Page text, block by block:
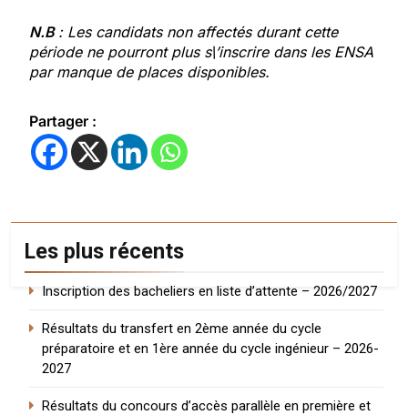
N.B : Les candidats non affectés durant cette
période ne pourront plus s\’inscrire dans les ENSA
par manque de places disponibles.
Partager :
Les plus récents
Inscription des bacheliers en liste d’attente – 2026/2027
Résultats du transfert en 2ème année du cycle
préparatoire et en 1ère année du cycle ingénieur – 2026-
2027
Résultats du concours d’accès parallèle en première et